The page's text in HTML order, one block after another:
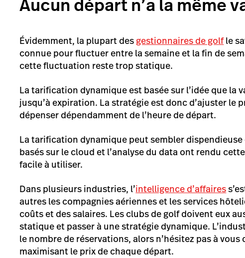
Aucun départ n’a la même
Évidemment, la plupart des gestionnaires de golfle
connue pour fluctuer entre la semaine et la fin de
cette fluctuation reste trop statique.
La tarification dynamique est basée sur l’idée que la
jusqu’à expiration. La stratégie est donc d’ajuster le
dépenser dépendamment de l’heure de départ.
La tarification dynamique peut sembler
basés sur le cloud et l’analyse du data ont rendu
facile à utiliser.
Dans plusieurs industries, l’intelligence d’affaires
autres les compagnies aériennes et les services
coûts et des salaires. Les clubs de golf doivent eux
statique et passer à une stratégie dynamique.
le nombre de réservations, alors n’hésitez pas à
maximisant le prix de chaque départ.